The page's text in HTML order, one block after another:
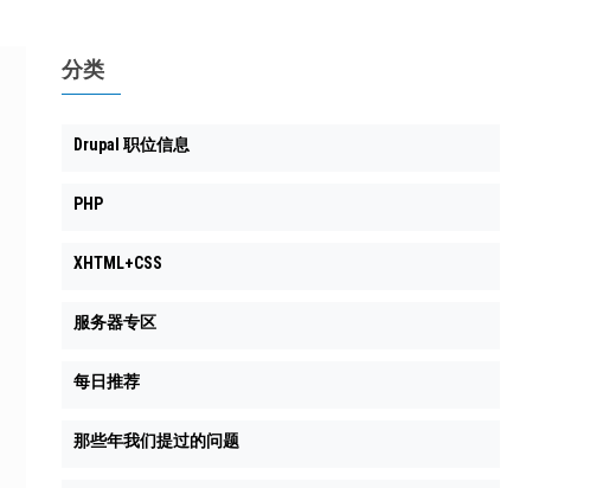
分类
Drupal 职位信息
PHP
XHTML+CSS
服务器专区
每日推荐
那些年我们提过的问题